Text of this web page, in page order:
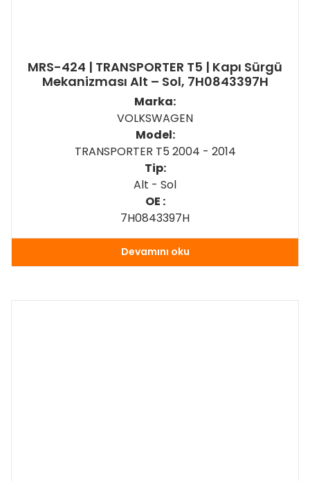
MRS-424 | TRANSPORTER T5 | Kapı Sürgü
Mekanizması Alt – Sol, 7H0843397H
Marka:
VOLKSWAGEN
Model:
TRANSPORTER T5 2004 - 2014
Tip:
Alt - Sol
OE :
7H0843397H
Devamını oku